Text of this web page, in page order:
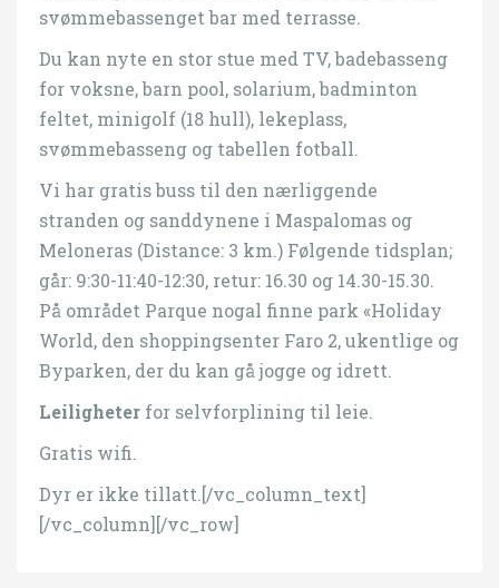
svømmebassenget bar med terrasse.
Du kan nyte en stor stue med TV, badebasseng
for voksne, barn pool, solarium, badminton
feltet, minigolf (18 hull), lekeplass,
svømmebasseng og tabellen fotball.
Vi har gratis buss til den nærliggende
stranden og sanddynene i Maspalomas og
Meloneras (Distance: 3 km.) Følgende tidsplan;
går: 9:30-11:40-12:30, retur: 16.30 og 14.30-15.30.
På området Parque nogal finne park «Holiday
World, den shoppingsenter Faro 2, ukentlige og
Byparken, der du kan gå jogge og idrett.
Leiligheter for selvforplining til leie.
Gratis wifi.
Dyr er ikke tillatt.[/vc_column_text]
[/vc_column][/vc_row]